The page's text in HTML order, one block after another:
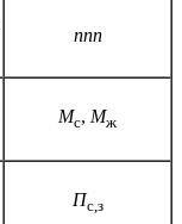
nnn
Мс, Мж
Пс,з